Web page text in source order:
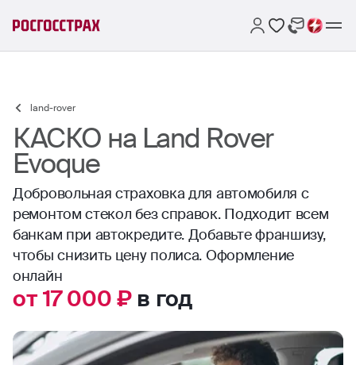
land-rover
КАСКО на Land Rover
Evoque
Добровольная страховка для автомобиля с
ремонтом стекол без справок. Подходит всем
банкам при автокредите. Добавьте франшизу,
чтобы снизить цену полиса. Оформление
онлайн
от 17 000 ₽в год